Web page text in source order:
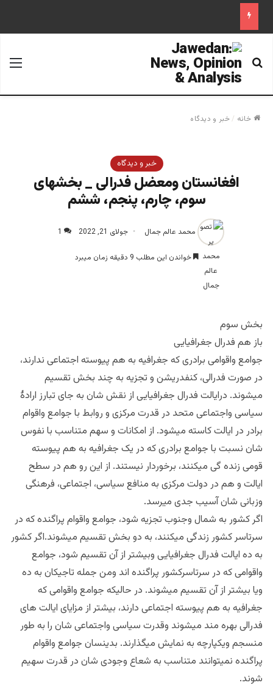
جستجو برای
خانه /خبر و دیدگاه
خبر و دیدگاه
افغانستان ومعضل فدرالی _ بخشهای
سوم، چارم، پنجم، ششم
محمد عالم جمال جولای 21, 2022 1
خواندن این مطلب 9 دقیقه زمان میبرد
بخش سوم
باز هم فدرال جغرافیایی
جوامع واقوامی برادری که جغرافیه به هم پیوسته اجتماعی ندارند،
در صورت فدرالی، کنفدریشن و تجزیه به چند بخش تقسیم
میشوند. درایالت فدرال جغرافیایی از نقش شان به جای تبارز ارادۀ
سیاسی واجتماعی متحد در قدرت مرکزی و روابط با جوامع واقوام
برادر در ایالت کاسته میشود. از امکانات و سهم متناسب با نفوس
شان نسبت با جوامع برادری که در یک جغرافیه به هم پیوسته
قومی زنده گی میکنند، برخوردار نیستند. از این رو هم در سطح
ایالت و هم در دولت مرکزی به منافع سیاسی، اجتماعی، فرهنگی
وزبانی شان آسیب جدی میرسد.
اگر کشور به شمال وجنوب تجزیه شود، جوامع واقوام پراگنده که در
سرتاسر کشور زندگی میکنند، به دو بخش تقسیم میشوند.اگر کشور
به ده ایالت فدرال جغرافیایی وبیشتر از آن تقسیم شود، جوامع
واقوامی که در سرتاسرکشور پراگنده اند ومن جمله تاجیکان به ده
ویا بیشتر از آن تقسیم میشوند. در حالیکه جوامع واقوامی که
جغرافیه به هم پیوسته اجتماعی دارند، بیشتر از مزایای ایالت های
فدرالی بهره مند میشوند وقدرت سیاسی واجتماعی شان را به طور
منسجم ویکپارچه به نمایش میگذارند. بدینسان جوامع واقوام
پراگنده نمیتوانند متناسب به شعاع وجودی شان در قدرت سهیم
شوند.